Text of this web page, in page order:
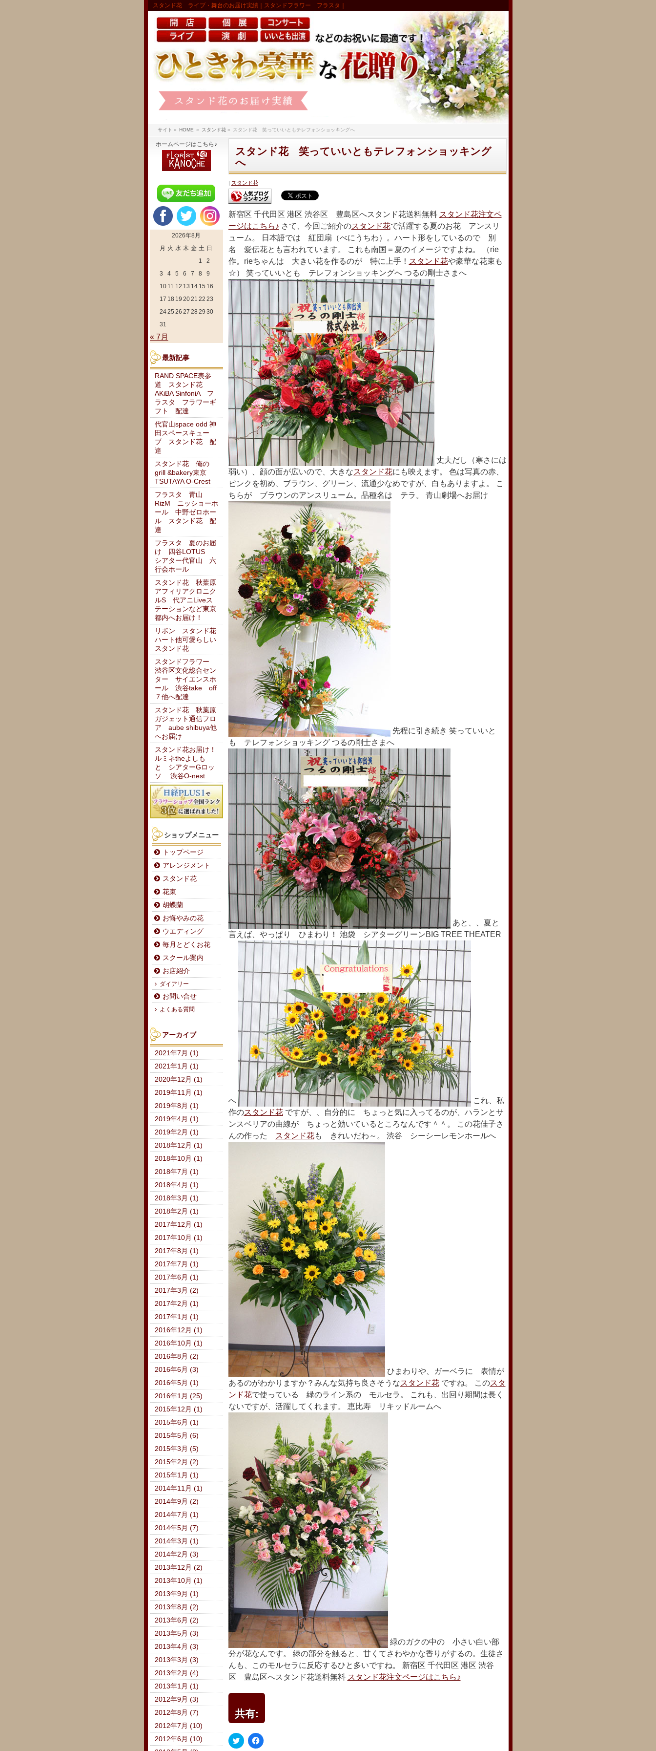
スタンド花 ライブ・舞台のお届け実績｜スタンドフラワー フラスタ｜
サイト » HOME » スタンド花» スタンド花 笑っていいともテレフォンショッキングへ
スタンド花 笑っていいともテレフォンショッキング
へ
スタンド花
新宿区 千代田区 港区 渋谷区 豊島区へスタンド花送料無料 スタンド花注文ペ
ージはこちら♪ さて、今回ご紹介のスタンド花で活躍する夏のお花 アンスリ
ューム。 日本語では 紅団扇（べにうちわ）。ハート形をしているので 別
名 愛伝花とも言われています。 これも南国＝夏のイメージですよね。 （rie
作。rieちゃんは 大きい花を作るのが 特に上手！ スタンド花や豪華な花束も
☆） 笑っていいとも テレフォンショッキングへ つるの剛士さまへ
丈夫だし（寒さには
弱い）、顔の面が広いので、大きなスタンド花にも映えます。 色は写真の赤、
ピンクを初め、ブラウン、グリーン、流通少なめですが、白もありますよ。 こ
ちらが ブラウンのアンスリューム。品種名は テラ。 青山劇場へお届け
先程に引き続き 笑っていいと
も テレフォンショッキング つるの剛士さまへ
あと、、夏と
言えば、やっぱり ひまわり！ 池袋 シアターグリーンBIG TREE THEATER
へ
これ、私
作のスタンド花ですが、、自分的に ちょっと気に入ってるのが、ハランとサ
ンスベリアの曲線が ちょっと効いているところなんです＾＾。 この花佳子さ
んの作った
スタンド花も きれいだわ～。 渋谷 シーシーレモンホールへ
ひまわりや、ガーベラに 表情が
あるのがわかりますか？みんな気持ち良さそうなスタンド花ですね。 このスタ
ンド花で使っている 緑のライン系の モルセラ。 これも、出回り期間は長く
ないですが、活躍してくれます。 恵比寿 リキッドルームへ
緑のガクの中の 小さい白い部
分が花なんです。 緑の部分を触ると、甘くてさわやかな香りがするの。生徒さ
んも、このモルセラに反応するひと多いですね。 新宿区 千代田区 港区 渋谷
区 豊島区へスタンド花送料無料 スタンド花注文ページはこちら♪
共有:
ク
リ
Facebook
で
ホームページはこちら♪
2026年8月
月 火 水 木 金 土 日
1
2
3
4 5 6 7 8
9
10 11 12 13 14 15 16
17 18 19 2021 22 23
2425 26 27 28 29 30
31
« 7月
最新記事
RAND SPACE表参
道 スタンド花
AKiBA SinfoniA フ
ラスタ フラワーギ
フト 配達
代官山space odd 神
田スペースキュー
ブ スタンド花 配
達
スタンド花 俺の
grill &bakery東京
TSUTAYA O-Crest
フラスタ 青山
RizM ニッショーホ
ール 中野ゼロホー
ル スタンド花 配
達
フラスタ 夏のお届
け 四谷LOTUS
シアター代官山 六
行会ホール
スタンド花 秋葉原
アフィリアクロニク
ルS 代アニLiveス
テーションなど東京
都内へお届け！
リボン スタンド花
ハート他可愛らしい
スタンド花
スタンドフラワー
渋谷区文化総合セン
ター サイエンスホ
ール 渋谷take off
７他へ配達
スタンド花 秋葉原
ガジェット通信フロ
ア aube shibuya他
へお届け
スタンド花お届け！
ルミネtheよしも
と シアターGロッ
ソ 渋谷O-nest
ショップメニュー
トップページ
アレンジメント
スタンド花
花束
胡蝶蘭
お悔やみの花
ウエディング
毎月とどくお花
スクール案内
お店紹介
ダイアリー
お問い合せ
よくある質問
アーカイブ
2021年7月 (1)
2021年1月 (1)
2020年12月 (1)
2019年11月 (1)
2019年8月 (1)
2019年4月 (1)
2019年2月 (1)
2018年12月 (1)
2018年10月 (1)
2018年7月 (1)
2018年4月 (1)
2018年3月 (1)
2018年2月 (1)
2017年12月 (1)
2017年10月 (1)
2017年8月 (1)
2017年7月 (1)
2017年6月 (1)
2017年3月 (2)
2017年2月 (1)
2017年1月 (1)
2016年12月 (1)
2016年10月 (1)
2016年8月 (2)
2016年6月 (3)
2016年5月 (1)
2016年1月 (25)
2015年12月 (1)
2015年6月 (1)
2015年5月 (6)
2015年3月 (5)
2015年2月 (2)
2015年1月 (1)
2014年11月 (1)
2014年9月 (2)
2014年7月 (1)
2014年5月 (7)
2014年3月 (1)
2014年2月 (3)
2013年12月 (2)
2013年10月 (1)
2013年9月 (1)
2013年8月 (2)
2013年6月 (2)
2013年5月 (3)
2013年4月 (3)
2013年3月 (3)
2013年2月 (4)
2013年1月 (1)
2012年9月 (3)
2012年8月 (7)
2012年7月 (10)
2012年6月 (10)